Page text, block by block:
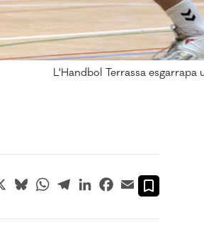
L'Handbol Terrassa
X BlueskyWhatsApp
TelegramLinkedInFacebook
Email